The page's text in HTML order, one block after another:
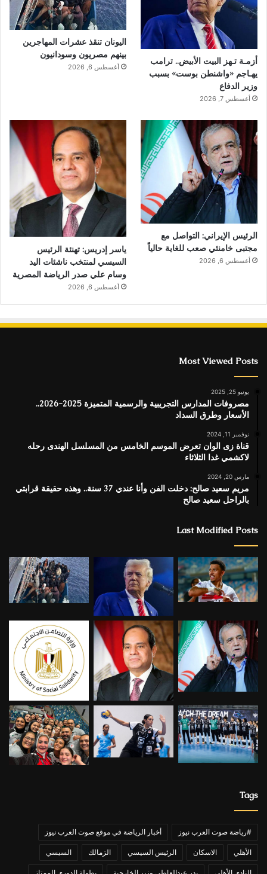
أزمـة تـهز البيت الأبيض.. ترامب
يهـاجم «واشنطن بوست» بسبب
وزير الدفاع
أغسطس 7, 2026
اليونان تنقذ عشرات المهاجرين
بينهم مصريون وسودانيون
أغسطس 6, 2026
الرئيس الإيراني: التواصل مع
مجتبى خامنئي صعب للغاية حالياً
أغسطس 6, 2026
ياسر إدريس: تهنئة الرئيس
السيسي لمنتخب ناشئات اليد
وسام علي صدر الرياضة المصرية
أغسطس 6, 2026
Most Viewed Posts
يونيو 25, 2025
مصروفات المدارس التجريبية والرسمية المتميزة 2025-2026..
الأسعار وطرق السداد
نوفمبر 11, 2024
قناة زى الوان تعرض الموسم الخامس من المسلسل الهندى رحله
لاكشمي غدا الثلاثاء
مارس 20, 2024
مريم سعيد صالح: دخلت الفن وأنا عندي 37 سنة.. وهذه حقيقة قرابتي
بالراحل سعيد صالح
Last Modified Posts
Tags
#رياضة صوت العرب نيوز أخبار الرياضة في موقع صوت العرب نيوز
الأهلي الاسكان الرئيس السيسي الزمالك السيسي